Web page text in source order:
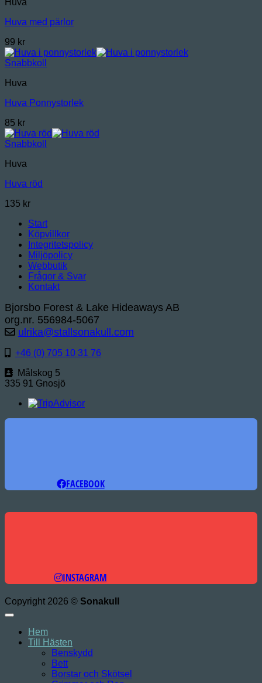
Huva
Huva med pärlor
99 kr
Snabbkoll
Huva
Huva Ponnystorlek
85 kr
Snabbkoll
Huva
Huva röd
135 kr
Start
Köpvillkor
Integritetspolicy
Miljöpolicy
Webbutik
Frågor & Svar
Kontakt
Bjorsbo Forest & Lake Hideaways AB
org.nr. 556984-5067
ulrika@stallsonakull.com
+46 (0) 705 10 31 76
Målskog 5
335 91 Gnosjö
FACEBOOK
INSTAGRAM
Copyright 2026 © Sonakull
Hem
Till Hästen
Benskydd
Bett
Borstar och Skötsel